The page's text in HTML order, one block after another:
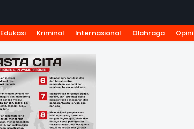
PEDOMAN MEDIA SIBER KODE ETIK JURNALISTIK
Edukasi Kriminal Internasional Olahraga Opini